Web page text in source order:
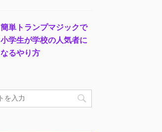
簡単トランプマジックで
小学生が学校の人気者に
なるやり方